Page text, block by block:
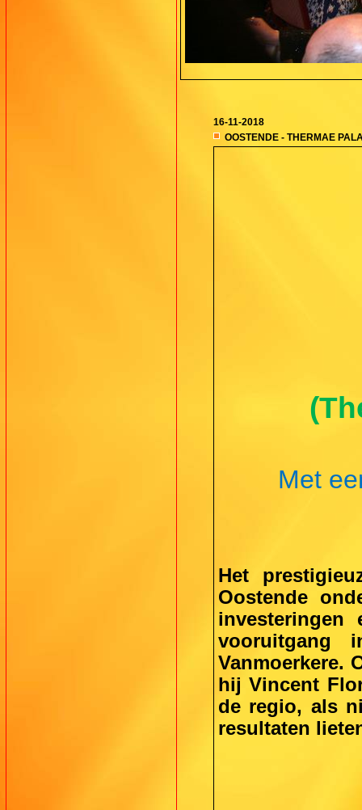
16-11-2018
OOSTENDE - THERMAE
Met
Het
Oostende
investeringen
vooruitgang
Vanmoerkere.
hij Vincent
de regio, als
resultaten